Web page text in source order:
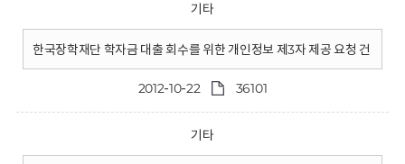
기타
한국장학재단 학자금 대출 회수를 위한 개인정보 제3자 제공 요청 건
2012-10-22 36101
기타